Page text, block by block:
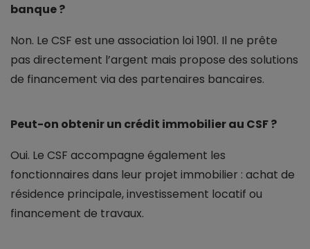
banque ?
Non. Le CSF est une association loi 1901. Il ne prête
pas directement l’argent mais propose des solutions
de financement via des partenaires bancaires.
Peut-on obtenir un crédit immobilier au CSF ?
Oui. Le CSF accompagne également les
fonctionnaires dans leur projet immobilier : achat de
résidence principale, investissement locatif ou
financement de travaux.